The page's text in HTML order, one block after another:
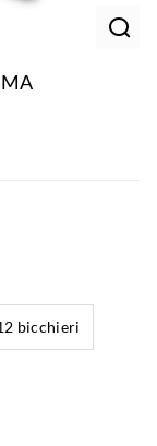
bicchieri